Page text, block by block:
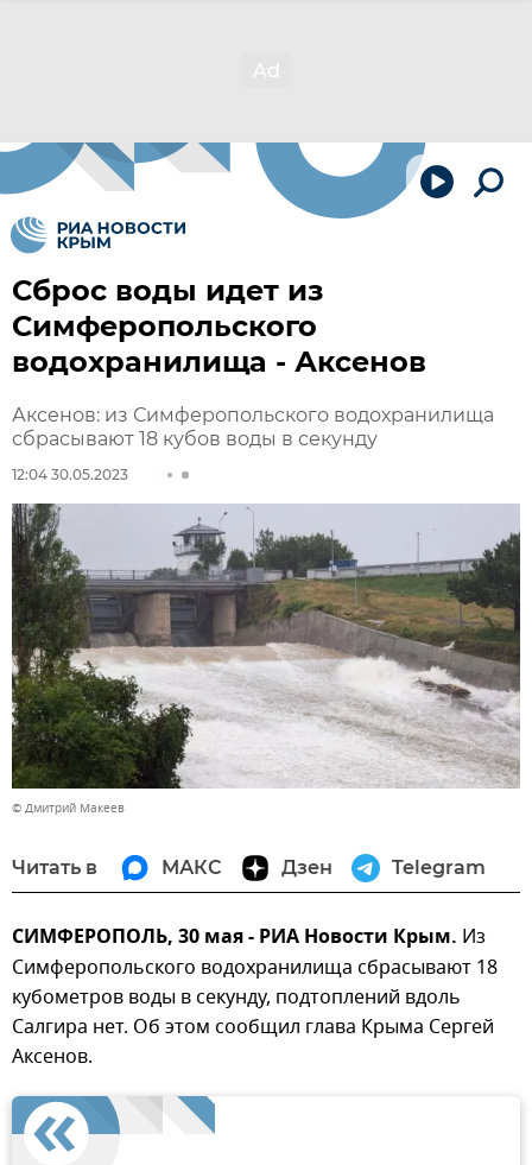
Сброс воды идет из
Симферопольского
водохранилища - Аксенов
Аксенов: из Симферопольского водохранилища
сбрасывают 18 кубов воды в секунду
12:04 30.05.2023
© Дмитрий Макеев
Читать в МАКС Дзен Telegram
СИМФЕРОПОЛЬ, 30 мая - РИА Новости Крым. Из
Симферопольского водохранилища сбрасывают 18
кубометров воды в секунду, подтоплений вдоль
Салгира нет. Об этом сообщил глава Крыма Сергей
Аксенов.